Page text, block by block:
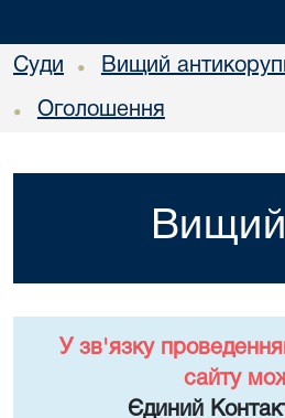
Суди • Вищий
• Оголошення
Вищий
У зв'язку
сайту
Єдиний